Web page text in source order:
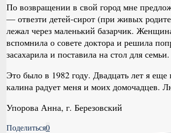
По возвращении в свой город мне
— отвезти детей-сирот (при живых
лежал через маленький базарчик.
вспомнила о совете доктора и решила
засахарила и поставила на стол для
Это было в 1982 году. Двадцать лет я
калина радует меня и моих домочадцев.
Упорова Анна, г. Березовский
Поделиться0